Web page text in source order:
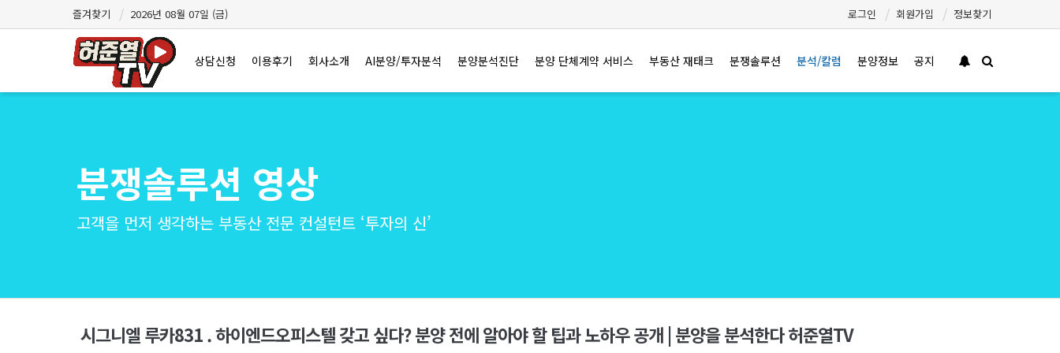
즐겨찾기 2026년 08월 07일 (금) 로그인 회원가입 정보찾기
상담신청 이용후기 회사소개 AI분양/투자분석 분양분석진단 분양 단체계약 서비스 부동산 재태크 분쟁솔루션 분석/칼럼 분양정보 공지
분쟁솔루션 영상
고객을 먼저 생각하는 부동산 전문 컨설턴트 ‘투자의 신’
시그니엘 루카831 . 하이엔드오피스텔 갖고 싶다? 분양 전에 알아야 할 팁과 노하우 공개 | 분양을 분석한다 허준열TV